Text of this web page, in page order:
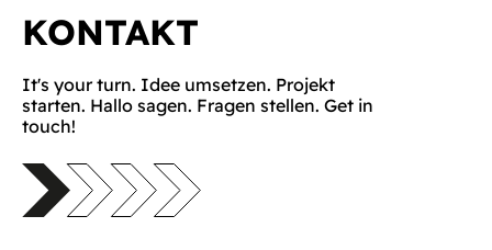
KONTAKT
It's your turn. Idee umsetzen. Projekt
starten. Hallo sagen. Fragen stellen. Get in
touch!